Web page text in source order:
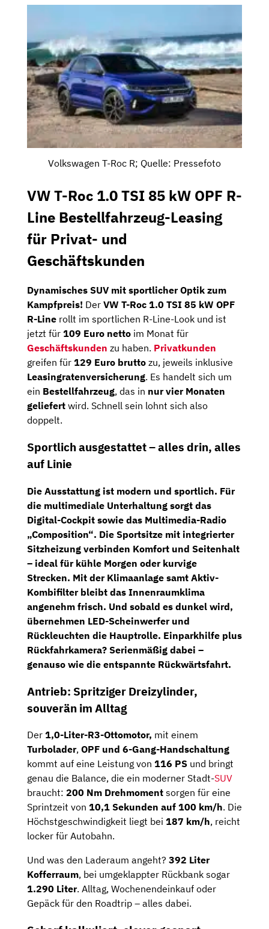
Volkswagen T-Roc R; Quelle: Pressefoto
VW T-Roc 1.0 TSI 85 kW OPF R-
Line Bestellfahrzeug-Leasing
für Privat- und
Geschäftskunden
Dynamisches SUV mit sportlicher Optik zum
Kampfpreis! Der VW T-Roc 1.0 TSI 85 kW OPF
R-Line rollt im sportlichen R-Line-Look und ist
jetzt für 109 Euro netto im Monat für
Geschäftskunden zu haben. Privatkunden
greifen für 129 Euro brutto zu, jeweils inklusive
Leasingratenversicherung. Es handelt sich um
ein Bestellfahrzeug, das in nur vier Monaten
geliefert wird. Schnell sein lohnt sich also
doppelt.
Sportlich ausgestattet – alles drin, alles
auf Linie
Die Ausstattung ist modern und sportlich. Für
die multimediale Unterhaltung sorgt das
Digital-Cockpit sowie das Multimedia-Radio
„Composition“. Die Sportsitze mit integrierter
Sitzheizung verbinden Komfort und Seitenhalt
– ideal für kühle Morgen oder kurvige
Strecken. Mit der Klimaanlage samt Aktiv-
Kombifilterbleibt das Innenraumklima
angenehm frisch. Und sobald es dunkel wird,
übernehmen LED-Scheinwerfer und
Rückleuchten die Hauptrolle. Einparkhilfe plus
Rückfahrkamera? Serienmäßig dabei –
genauso wie die entspannte Rückwärtsfahrt.
Antrieb: Spritziger Dreizylinder,
souverän im Alltag
Der 1,0-Liter-R3-Ottomotor, mit einem
Turbolader, OPF und 6-Gang-Handschaltung
kommt auf eine Leistung von 116 PS und bringt
genau die Balance, die ein moderner Stadt-SUV
braucht: 200 Nm Drehmoment sorgen für eine
Sprintzeit von 10,1 Sekunden auf 100 km/h. Die
Höchstgeschwindigkeit liegt bei 187 km/h, reicht
locker für Autobahn.
Und was den Laderaum angeht? 392 Liter
Kofferraum, bei umgeklappter Rückbank sogar
1.290 Liter. Alltag, Wochenendeinkauf oder
Gepäck für den Roadtrip – alles dabei.